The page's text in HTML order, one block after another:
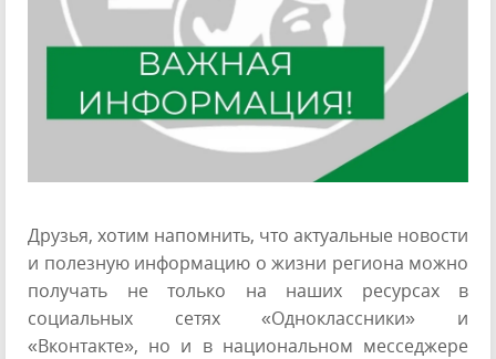
Друзья, хотим напомнить, что актуальные новости
и полезную информацию о жизни региона можно
получать не только на наших ресурсах в
социальных сетях «Одноклассники» и
«Вконтакте», но и в национальном месседжере